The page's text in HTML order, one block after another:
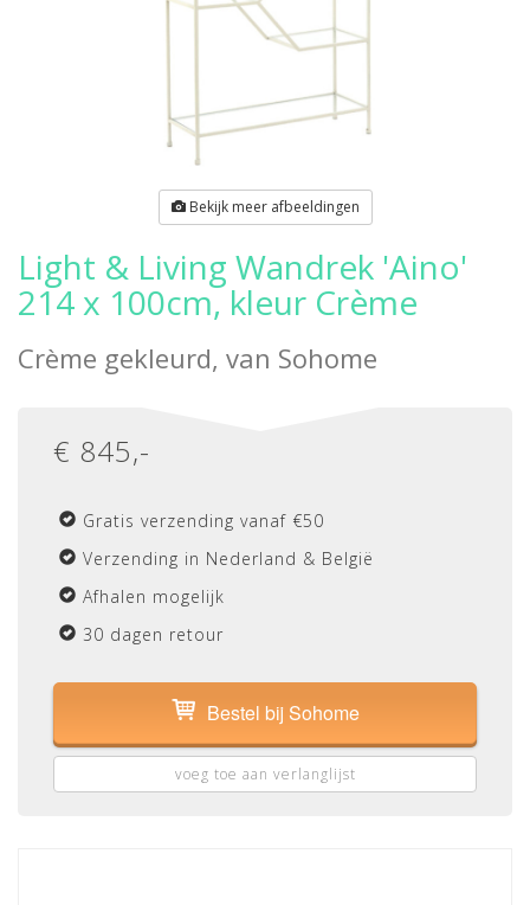
Bekijk meer afbeeldingen
Light & Living Wandrek 'Aino'
214 x 100cm, kleur Crème
Crème gekleurd, van Sohome
€ 845,-
Gratis verzending vanaf €50
Verzending in Nederland & België
Afhalen mogelijk
30 dagen retour
Bestel bij Sohome
voeg toe aan verlanglijst